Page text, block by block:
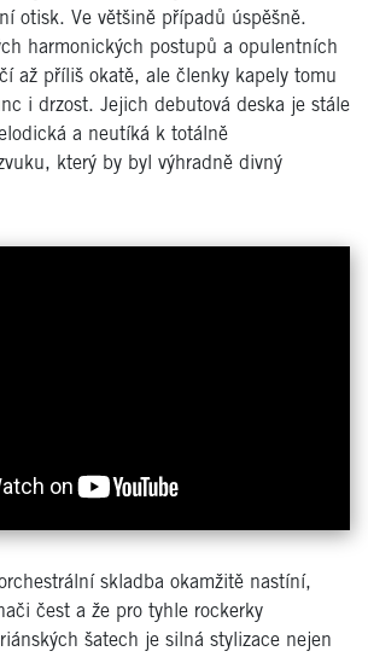
otisk. Ve většině případů úspěšně.
harmonických postupů a opulentních
až příliš okatě, ale členky kapely tomu
i drzost. Jejich debutová deska je stále
a neutíká k totálně
který by byl výhradně divný
skladba okamžitě nastíní,
čest a že pro tyhle rockerky
šatech je silná stylizace nejen